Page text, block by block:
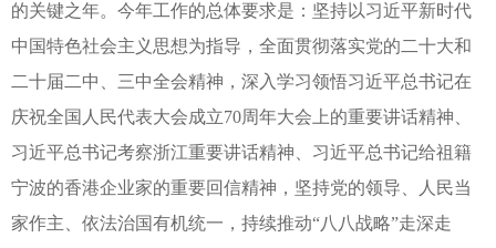
的关键之年。今年工作的总体要求是：坚持以习近平新时代
中国特色社会主义思想为指导，全面贯彻落实党的二十大和
二十届二中、三中全会精神，深入学习领悟习近平总书记在
庆祝全国人民代表大会成立70周年大会上的重要讲话精神、
习近平总书记考察浙江重要讲话精神、习近平总书记给祖籍
宁波的香港企业家的重要回信精神，坚持党的领导、人民当
家作主、依法治国有机统一，持续推动“八八战略”走深走